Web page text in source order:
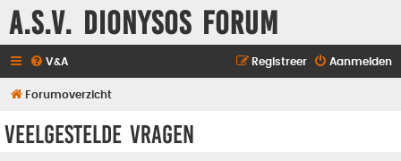
A.S.V. Dionysos Forum
V&A Aanmelden
Registreer
Forumoverzicht
Veelgestelde vragen